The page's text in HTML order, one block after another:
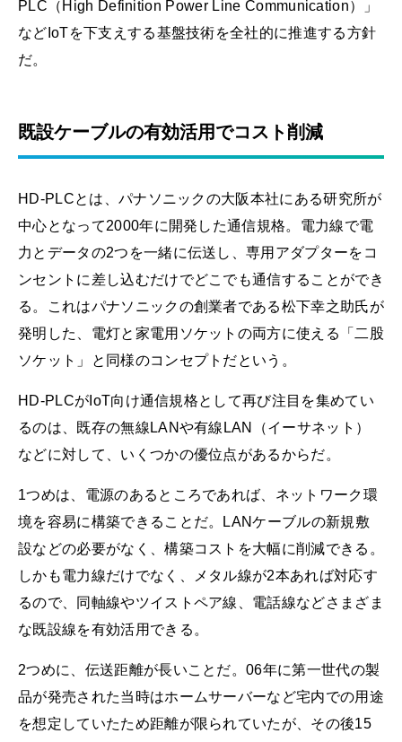
PLC（High Definition Power Line Communication）」
などIoTを下支えする基盤技術を全社的に推進する方針
だ。
既設ケーブルの有効活用でコスト削減
HD-PLCとは、パナソニックの大阪本社にある研究所が
中心となって2000年に開発した通信規格。電力線で電
力とデータの2つを一緒に伝送し、専用アダプターをコ
ンセントに差し込むだけでどこでも通信することができ
る。これはパナソニックの創業者である松下幸之助氏が
発明した、電灯と家電用ソケットの両方に使える「二股
ソケット」と同様のコンセプトだという。
HD-PLCがIoT向け通信規格として再び注目を集めてい
るのは、既存の無線LANや有線LAN（イーサネット）
などに対して、いくつかの優位点があるからだ。
1つめは、電源のあるところであれば、ネットワーク環
境を容易に構築できることだ。LANケーブルの新規敷
設などの必要がなく、構築コストを大幅に削減できる。
しかも電力線だけでなく、メタル線が2本あれば対応す
るので、同軸線やツイストペア線、電話線などさまざま
な既設線を有効活用できる。
2つめに、伝送距離が長いことだ。06年に第一世代の製
品が発売された当時はホームサーバーなど宅内での用途
を想定していたため距離が限られていたが、その後15